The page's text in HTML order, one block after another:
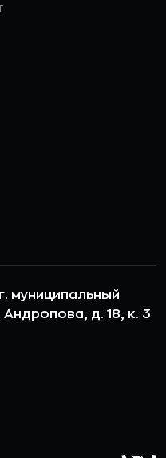
муниципальный
д. 18, к. 3